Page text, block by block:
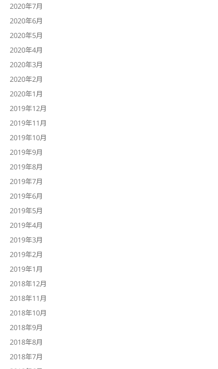
2020年7月
2020年6月
2020年5月
2020年4月
2020年3月
2020年2月
2020年1月
2019年12月
2019年11月
2019年10月
2019年9月
2019年8月
2019年7月
2019年6月
2019年5月
2019年4月
2019年3月
2019年2月
2019年1月
2018年12月
2018年11月
2018年10月
2018年9月
2018年8月
2018年7月